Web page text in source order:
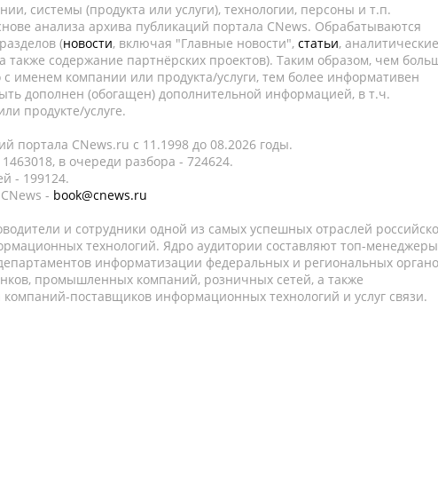
системы (продукта или услуги), технологии, персоны и т.п.
анализа архива публикаций портала CNews. Обрабатываются
(новости, включая "Главные новости", статьи, аналитические
также содержание партнёрских проектов). Таким образом, чем
именем компании или продукта/услуги, тем более информативен
дополнен (обогащен) дополнительной информацией, в т.ч.
продукте/услуге.
портала CNews.ru c 11.1998 до 08.2026 годы.
в очереди разбора - 724624.
- 199124.
- book@cnews.ru
и сотрудники одной из самых успешных отраслей
технологий. Ядро аудитории составляют топ-
информатизации федеральных и региональных
промышленных компаний, розничных сетей, а также
компаний-поставщиков информационных технологий и услуг связи.